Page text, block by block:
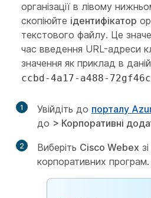
організації в лівому
скопіюйте ідентифікатор
текстового файлу. Це
час введення URL-адреси
значення як приклад в даній
ccbd-4a17-a488-
1 Увійдіть до порталу
до > Корпоративні
2 Виберіть Cisco Webex
корпоративних програм.